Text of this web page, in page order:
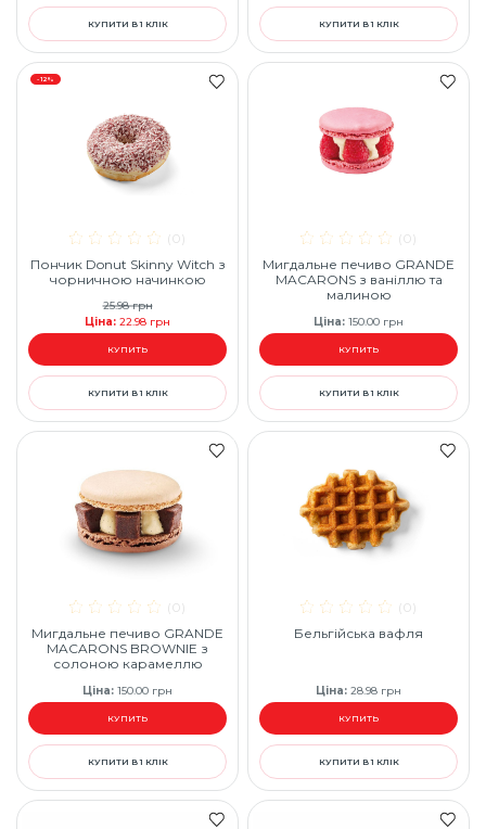
КУПИТИ В 1 КЛІК КУПИТИ В 1 КЛІК
-12%
(0)
Пончик Donut Skinny Witch з
чорничною начинкою
25.98грн
Ціна: 22.98 грн
КУПИТЬ
КУПИТИ В 1 КЛІК
(0)
Мигдальне печиво GRANDE
MACARONS з ваніллю та
малиною
Ціна: 150.00 грн
КУПИТЬ
КУПИТИ В 1 КЛІК
(0)
Мигдальне печиво GRANDE
MACARONS BROWNIE з
солоною карамеллю
Ціна: 150.00 грн
КУПИТЬ
КУПИТИ В 1 КЛІК
(0)
Бельгійська вафля
Ціна: 28.98 грн
КУПИТЬ
КУПИТИ В 1 КЛІК